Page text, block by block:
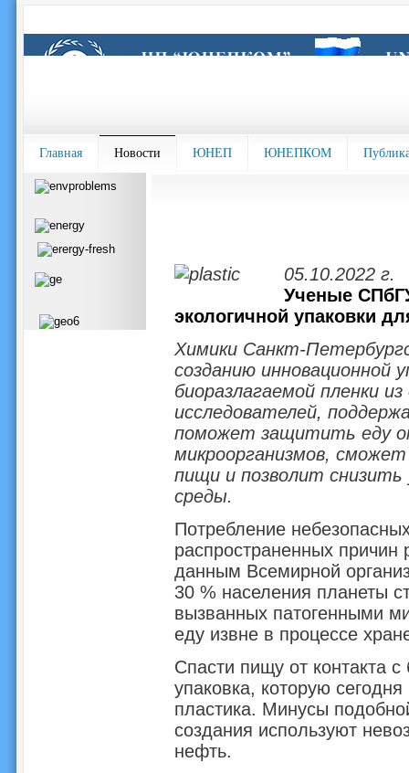
Главная Новости ЮНЕП ЮНЕПКОМ
05.10.2022 г.
Ученые
экологичной упаковки
Химики Санкт-
созданию инновационной
биоразлагаемой пленки
исследователей,
поможет защитить еду
микроорганизмов,
пищи и позволит снизить
среды.
Потребление
распространенных
данным Всемирной
30 % населения планеты
вызванных патогенными
еду извне в процессе
Спасти пищу от контакта
упаковка, которую
пластика. Минусы
создания используют
нефть.